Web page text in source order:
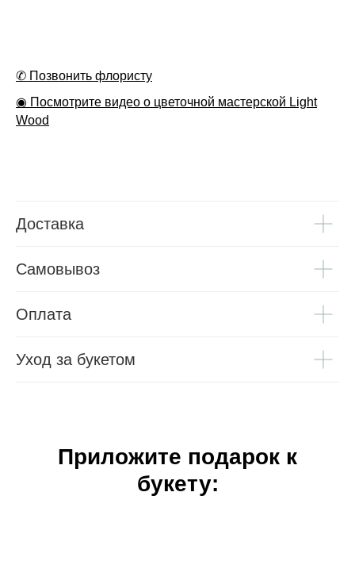
✆ Позвонить флористу
◉ Посмотрите видео о цветочной мастерской Light
Wood
Доставка
Самовывоз
Оплата
Уход за букетом
Приложите подарок к
букету: